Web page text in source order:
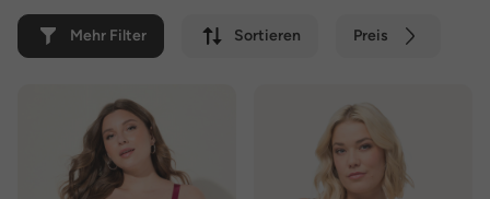
Mehr Filter Sortieren Preis